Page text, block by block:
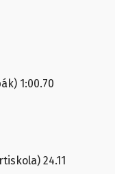
1:00.70
24.11